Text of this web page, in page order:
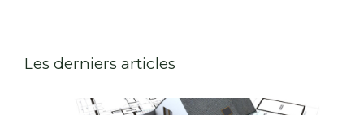
Les derniers articles